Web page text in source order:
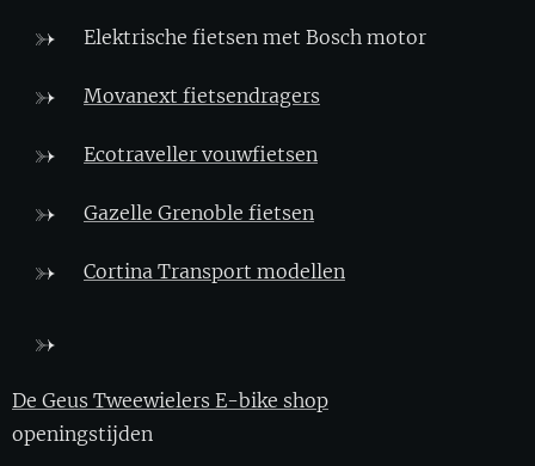
Elektrische fietsen met Bosch motor
Movanext fietsendragers
Ecotraveller vouwfietsen
Gazelle Grenoble fietsen
Cortina Transport modellen
De Geus Tweewielers E-bike shop
openingstijden